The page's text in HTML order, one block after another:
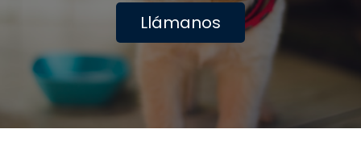
Llám​​anos